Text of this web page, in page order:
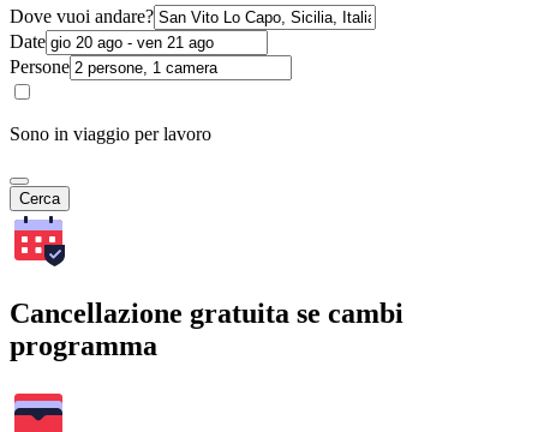
Dove vuoi andare?
Date
Persone
Sono in viaggio per lavoro
Cerca
Cancellazione gratuita se cambi
programma